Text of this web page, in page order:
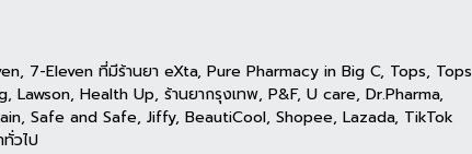
7-Eleven ที่มีร้านยา eXta, Pure Pharmacy in Big C, Tops, Tops
Lawson, Health Up, ร้านยากรุงเทพ, P&F, U care, Dr.Pharma,
Safe and Safe, Jiffy, BeautiCool, Shopee, Lazada, TikTok
ทั่วไป